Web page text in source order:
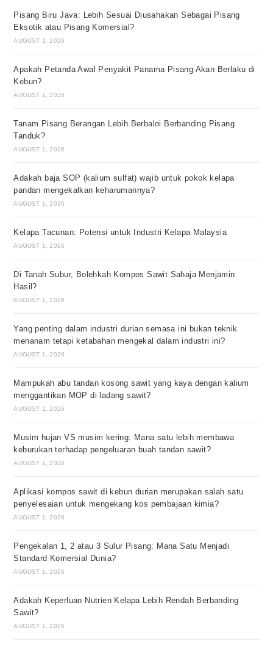
Pisang Biru Java: Lebih Sesuai Diusahakan Sebagai Pisang
Eksotik atau Pisang Komersial?
AUGUST 1, 2026
Apakah Petanda Awal Penyakit Panama Pisang Akan Berlaku di
Kebun?
AUGUST 1, 2026
Tanam Pisang Berangan Lebih Berbaloi Berbanding Pisang
Tanduk?
AUGUST 1, 2026
Adakah baja SOP (kalium sulfat) wajib untuk pokok kelapa
pandan mengekalkan keharumannya?
AUGUST 1, 2026
Kelapa Tacunan: Potensi untuk Industri Kelapa Malaysia
AUGUST 1, 2026
Di Tanah Subur, Bolehkah Kompos Sawit Sahaja Menjamin
Hasil?
AUGUST 1, 2026
Yang penting dalam industri durian semasa ini bukan teknik
menanam tetapi ketabahan mengekal dalam industri ini?
AUGUST 1, 2026
Mampukah abu tandan kosong sawit yang kaya dengan kalium
menggantikan MOP di ladang sawit?
AUGUST 1, 2026
Musim hujan VS musim kering: Mana satu lebih membawa
keburukan terhadap pengeluaran buah tandan sawit?
AUGUST 1, 2026
Aplikasi kompos sawit di kebun durian merupakan salah satu
penyelesaian untuk mengekang kos pembajaan kimia?
AUGUST 1, 2026
Pengekalan 1, 2 atau 3 Sulur Pisang: Mana Satu Menjadi
Standard Komersial Dunia?
AUGUST 1, 2026
Adakah Keperluan Nutrien Kelapa Lebih Rendah Berbanding
Sawit?
AUGUST 1, 2026